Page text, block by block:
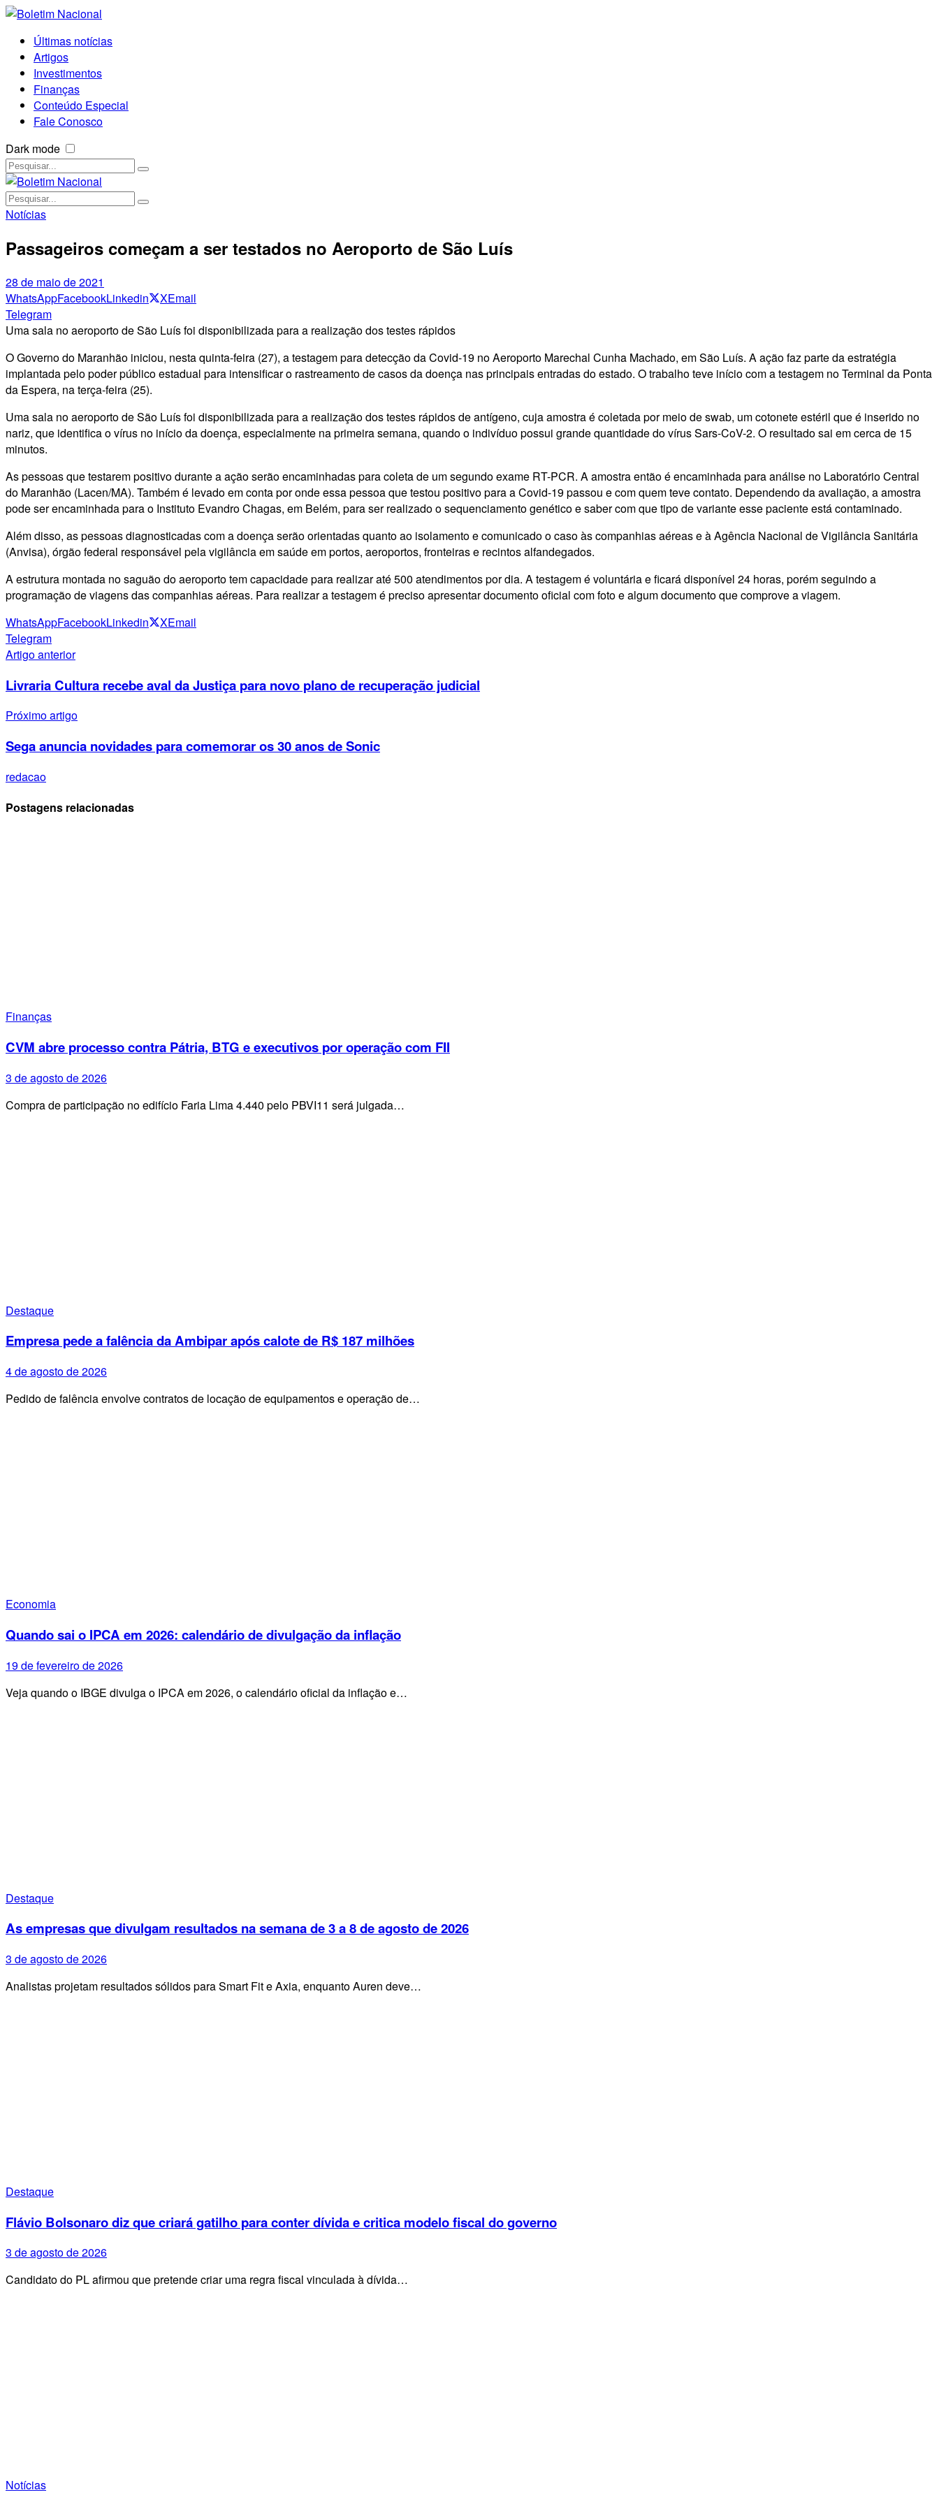
Últimas notícias
Artigos
Investimentos
Finanças
Conteúdo Especial
Fale Conosco
Dark mode
Notícias
Passageiros começam a ser testados no Aeroporto de São Luís
28 de maio de 2021
WhatsAppFacebookLinkedin XEmail
Telegram
Uma sala no aeroporto de São Luís foi disponibilizada para a realização dos testes rápidos
O Governo do Maranhão iniciou, nesta quinta-feira (27), a testagem para detecção da Covid-19 no Aeroporto Marechal Cunha Machado, em São Luís. A ação faz parte da estratégia
implantada pelo poder público estadual para intensificar o rastreamento de casos da doença nas principais entradas do estado. O trabalho teve início com a testagem no Terminal da Ponta
da Espera, na terça-feira (25).
Uma sala no aeroporto de São Luís foi disponibilizada para a realização dos testes rápidos de antígeno, cuja amostra é coletada por meio de swab, um cotonete estéril que é inserido no
nariz, que identifica o vírus no início da doença, especialmente na primeira semana, quando o indivíduo possui grande quantidade do vírus Sars-CoV-2. O resultado sai em cerca de 15
minutos.
As pessoas que testarem positivo durante a ação serão encaminhadas para coleta de um segundo exame RT-PCR. A amostra então é encaminhada para análise no Laboratório Central
do Maranhão (Lacen/MA). Também é levado em conta por onde essa pessoa que testou positivo para a Covid-19 passou e com quem teve contato. Dependendo da avaliação, a amostra
pode ser encaminhada para o Instituto Evandro Chagas, em Belém, para ser realizado o sequenciamento genético e saber com que tipo de variante esse paciente está contaminado.
Além disso, as pessoas diagnosticadas com a doença serão orientadas quanto ao isolamento e comunicado o caso às companhias aéreas e à Agência Nacional de Vigilância Sanitária
(Anvisa), órgão federal responsável pela vigilância em saúde em portos, aeroportos, fronteiras e recintos alfandegados.
A estrutura montada no saguão do aeroporto tem capacidade para realizar até 500 atendimentos por dia. A testagem é voluntária e ficará disponível 24 horas, porém seguindo a
programação de viagens das companhias aéreas. Para realizar a testagem é preciso apresentar documento oficial com foto e algum documento que comprove a viagem.
WhatsAppFacebookLinkedin XEmail
Telegram
Artigo anterior
Livraria Cultura recebe aval da Justiça para novo plano de recuperação judicial
Próximo artigo
Sega anuncia novidades para comemorar os 30 anos de Sonic
redacao
Postagens relacionadas
Finanças
CVM abre processo contra Pátria, BTG e executivos por operação com FII
3 de agosto de 2026
Compra de participação no edifício Faria Lima 4.440 pelo PBVI11 será julgada…
Destaque
Empresa pede a falência da Ambipar após calote de R$ 187 milhões
4 de agosto de 2026
Pedido de falência envolve contratos de locação de equipamentos e operação de…
Economia
Quando sai o IPCA em 2026: calendário de divulgação da inflação
19 de fevereiro de 2026
Veja quando o IBGE divulga o IPCA em 2026, o calendário oficial da inflação e…
Destaque
As empresas que divulgam resultados na semana de 3 a 8 de agosto de 2026
3 de agosto de 2026
Analistas projetam resultados sólidos para Smart Fit e Axia, enquanto Auren deve…
Destaque
Flávio Bolsonaro diz que criará gatilho para conter dívida e critica modelo fiscal do governo
3 de agosto de 2026
Candidato do PL afirmou que pretende criar uma regra fiscal vinculada à dívida…
Notícias